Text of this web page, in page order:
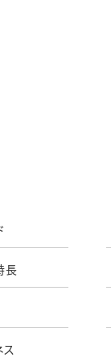
長
ス